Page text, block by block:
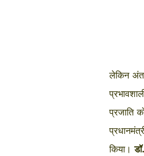
लेकिन
प्रजाति
किया।